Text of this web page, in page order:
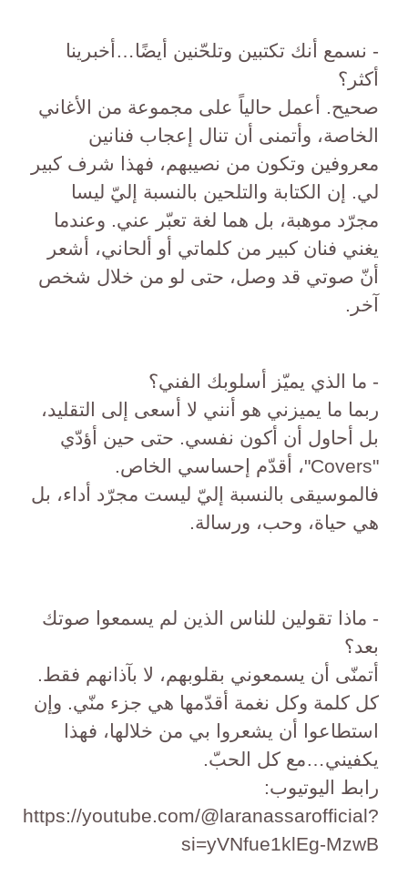
- نسمع أنك تكتبين وتلحّنين أيضًا…أخبرينا
أكثر؟
صحيح. أعمل حالياً على مجموعة من الأغاني
الخاصة، وأتمنى أن تنال إعجاب فنانين
معروفين وتكون من نصيبهم، فهذا شرف كبير
لي. إن الكتابة والتلحين بالنسبة إليّ ليسا
مجرّد موهبة، بل هما لغة تعبّر عني. وعندما
يغني فنان كبير من كلماتي أو ألحاني، أشعر
أنّ صوتي قد وصل، حتى لو من خلال شخص
آخر.
- ما الذي يميّز أسلوبك الفني؟
ربما ما يميزني هو أنني لا أسعى إلى التقليد،
بل أحاول أن أكون نفسي. حتى حين أؤدّي
"Covers"، أقدّم إحساسي الخاص.
فالموسيقى بالنسبة إليّ ليست مجرّد أداء، بل
هي حياة، وحب، ورسالة.
- ماذا تقولين للناس الذين لم يسمعوا صوتك
بعد؟
أتمنّى أن يسمعوني بقلوبهم، لا بآذانهم فقط.
كل كلمة وكل نغمة أقدّمها هي جزء منّي. وإن
استطاعوا أن يشعروا بي من خلالها، فهذا
يكفيني…مع كل الحبّ.
رابط اليوتيوب:
https://youtube.com/@laranassarofficial?
si=yVNfue1klEg-MzwB